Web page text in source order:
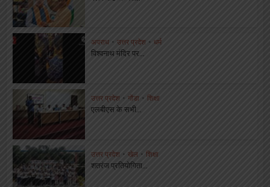
अपराध • उत्तर प्रदेश • धर्म
विश्वनाथ मंदिर पर...
उत्तर प्रदेश • गोंडा • शिक्षा
एलबीएस के सभी...
उत्तर प्रदेश • खेल • शिक्षा
शतरंज प्रतियोगिता...